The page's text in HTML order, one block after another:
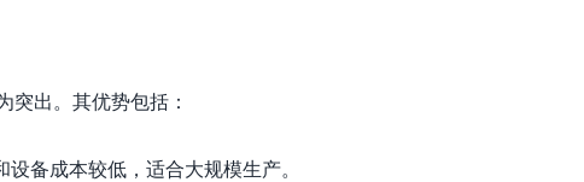
出。其优势包括：
备成本较低，适合大规模生产。